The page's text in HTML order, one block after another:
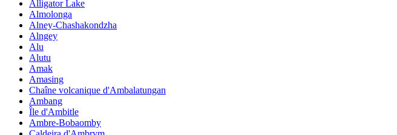
Alligator Lake
Almolonga
Alney-Chashakondzha
Alngey
Alu
Alutu
Amak
Amasing
Chaîne volcanique d'Ambalatungan
Ambang
Île d'Ambitle
Ambre-Bobaomby